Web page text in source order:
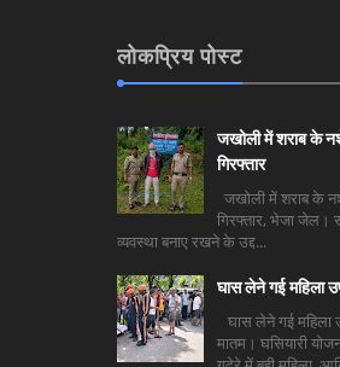
लोकप्रिय पोस्ट
जखोली में शराब के
गिरफ्तार
जखोली में शराब के
गिरफ्तार, भेजा जेल।
व्यवस्था बनाए रखने के उद्द...
घास लेने गई महिला
घास लेने गई महिला
मातम। घसियारी